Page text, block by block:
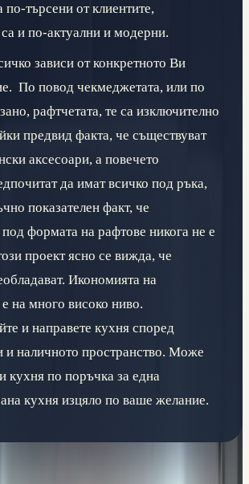
по-търсени от клиентите,
и по-актуални и модерни.
зависи от конкретното Ви
По повод чекмеджетата, или по
рафтчетата, те са изключително
предвид факта, че съществуват
аксесоари, а повечето
да имат всичко под ръка,
показателен факт, че
формата на рафтове никога не е
проект ясно се вижда, че
Икономията на
на много високо ниво.
и направете кухня според
наличното пространство. Може
кухня по поръчка за една
кухня изцяло по ваше желание.